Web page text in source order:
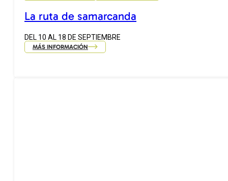
La ruta de samarcanda
DEL 10 AL 18 DE SEPTIEMBRE
MÁS INFORMACIÓN